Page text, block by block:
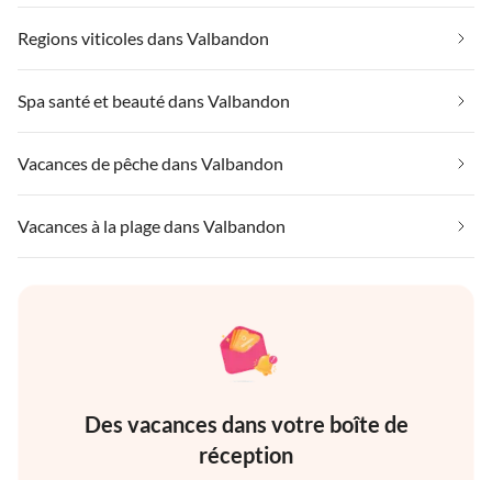
Regions viticoles dans Valbandon
Spa santé et beauté dans Valbandon
Vacances de pêche dans Valbandon
Vacances à la plage dans Valbandon
Des vacances dans votre boîte de
réception